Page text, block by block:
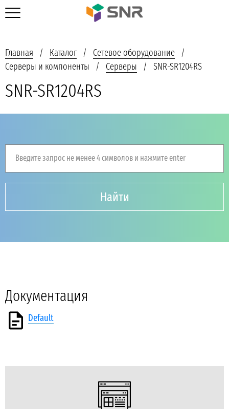
Главная Каталог
Сетевое оборудование
Серверы и компоненты
Серверы SNR-SR1204RS
SNR-SR1204RS
Введите запрос не менее 4 символов и нажмите enter
Найти
Документация
Default